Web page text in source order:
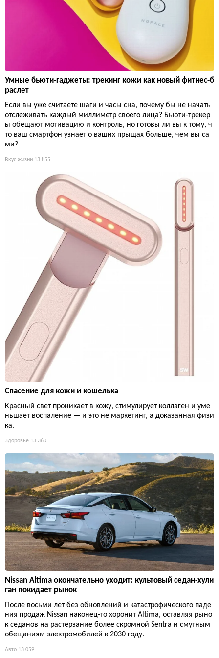
Умные бьюти-гаджеты: трекинг кожи как новый фитнес-б
раслет
Если вы уже считаете шаги и часы сна, почему бы не начать
отслеживать каждый миллиметр своего лица? Бьюти-трекер
ы обещают мотивацию и контроль, но готовы ли вы к тому, ч
то ваш смартфон узнает о ваших прыщах больше, чем вы са
ми?
Вкус жизни 13 855
Спасение для кожи и кошелька
Красный свет проникает в кожу, стимулирует коллаген и уме
ньшает воспаление — и это не маркетинг, а доказанная физи
ка.
Здоровье 13 360
Nissan Altima окончательно уходит: культовый седан-хули
ган покидает рынок
После восьми лет без обновлений и катастрофического паде
ния продаж Nissan наконец-то хоронит Altima, оставляя рыно
к седанов на растерзание более скромной Sentra и смутным
обещаниям электромобилей к 2030 году.
Авто 13 059